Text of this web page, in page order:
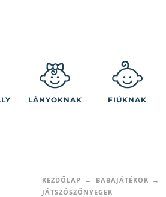
LÁNYOKNAK FIÚKNAK
KEZDŐLAP
BABAJÁTÉKOK
JÁTSZÓSZŐNYEGEK